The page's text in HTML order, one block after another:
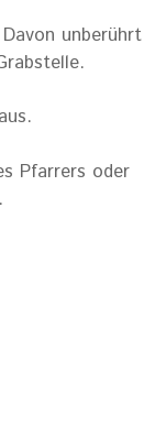
unberührt
Pfarrers oder